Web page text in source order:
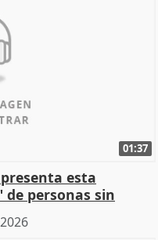
01:37
esta
personas sin